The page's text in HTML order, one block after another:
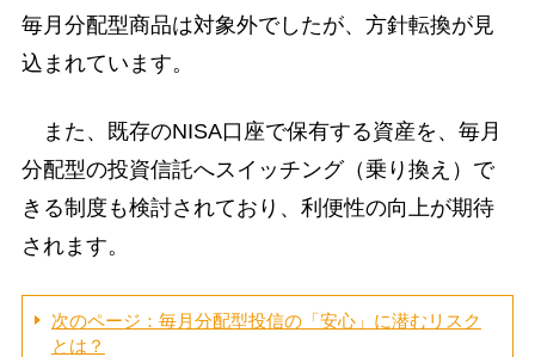
毎月分配型商品は対象外でしたが、方針転換が見
込まれています。
また、既存のNISA口座で保有する資産を、毎月
分配型の投資信託へスイッチング（乗り換え）で
きる制度も検討されており、利便性の向上が期待
されます。
次のページ：毎月分配型投信の「安心」に潜むリスク
とは？